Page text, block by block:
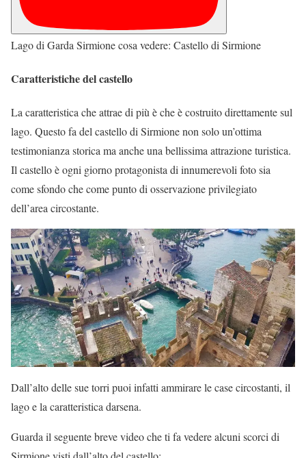
Lago di Garda Sirmione cosa vedere: Castello di Sirmione
Caratteristiche del castello
La caratteristica che attrae di più è che è costruito direttamente sul
lago. Questo fa del castello di Sirmione non solo un’ottima
testimonianza storica ma anche una bellissima attrazione turistica.
Il castello è ogni giorno protagonista di innumerevoli foto sia
come sfondo che come punto di osservazione privilegiato
dell’area circostante.
Dall’alto delle sue torri puoi infatti ammirare le case circostanti, il
lago e la caratteristica darsena.
Guarda il seguente breve video che ti fa vedere alcuni scorci di